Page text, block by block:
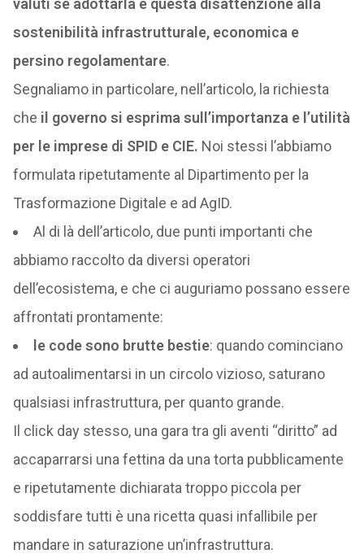
valuti se adottarla è questa disattenzione alla
sostenibilità infrastrutturale, economica e
persino regolamentare.
Segnaliamo in particolare, nell’articolo, la richiesta
che il governo si esprima sull’importanza e l’utilità
per le imprese di SPID e CIE. Noi stessi l’abbiamo
formulata ripetutamente al Dipartimento per la
Trasformazione Digitale e ad AgID.
Al di là dell’articolo, due punti importanti che
abbiamo raccolto da diversi operatori
dell’ecosistema, e che ci auguriamo possano essere
affrontati prontamente:
le code sono brutte bestie: quando cominciano
ad autoalimentarsi in un circolo vizioso, saturano
qualsiasi infrastruttura, per quanto grande.
Il click day stesso, una gara tra gli aventi “diritto” ad
accaparrarsi una fettina da una torta pubblicamente
e ripetutamente dichiarata troppo piccola per
soddisfare tutti è una ricetta quasi infallibile per
mandare in saturazione un’infrastruttura.